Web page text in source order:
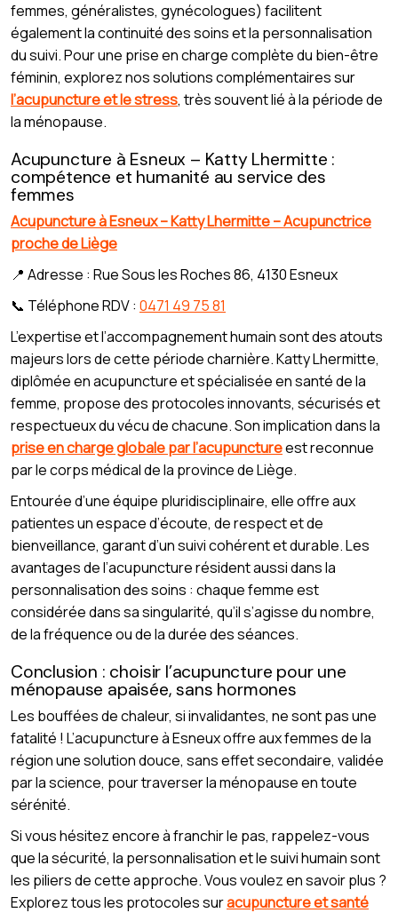
femmes, généralistes, gynécologues) facilitent
également la continuité des soins et la personnalisation
du suivi. Pour une prise en charge complète du bien-être
féminin, explorez nos solutions complémentaires sur
l’acupuncture et le stress, très souvent lié à la période de
la ménopause.
Acupuncture à Esneux – Katty Lhermitte :
compétence et humanité au service des
femmes
Acupuncture à Esneux – Katty Lhermitte – Acupunctrice
proche de Liège
📍 Adresse : Rue Sous les Roches 86, 4130 Esneux
📞 Téléphone RDV : 0471 49 75 81
L’expertise et l’accompagnement humain sont des atouts
majeurs lors de cette période charnière. Katty Lhermitte,
diplômée en acupuncture et spécialisée en santé de la
femme, propose des protocoles innovants, sécurisés et
respectueux du vécu de chacune. Son implication dans la
prise en charge globale par l’acupunctureest reconnue
par le corps médical de la province de Liège.
Entourée d’une équipe pluridisciplinaire, elle offre aux
patientes un espace d’écoute, de respect et de
bienveillance, garant d’un suivi cohérent et durable. Les
avantages de l’acupuncture résident aussi dans la
personnalisation des soins : chaque femme est
considérée dans sa singularité, qu’il s’agisse du nombre,
de la fréquence ou de la durée des séances.
Conclusion : choisir l’acupuncture pour une
ménopause apaisée, sans hormones
Les bouffées de chaleur, si invalidantes, ne sont pas une
fatalité ! L’acupuncture à Esneux offre aux femmes de la
région une solution douce, sans effet secondaire, validée
par la science, pour traverser la ménopause en toute
sérénité.
Si vous hésitez encore à franchir le pas, rappelez-vous
que la sécurité, la personnalisation et le suivi humain sont
les piliers de cette approche. Vous voulez en savoir plus ?
Explorez tous les protocoles suracupuncture et santé